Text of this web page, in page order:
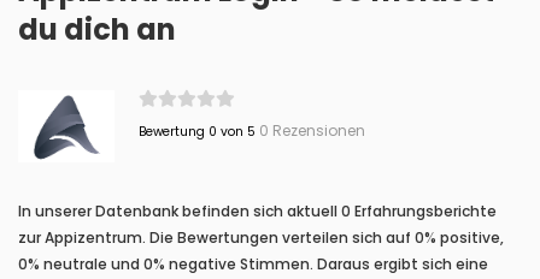
du dich an
Bewertung 0 von 5 0 Rezensionen
In unserer Datenbank befinden sich aktuell 0 Erfahrungsberichte
zur Appizentrum. Die Bewertungen verteilen sich auf 0% positive,
0% neutrale und 0% negative Stimmen. Daraus ergibt sich eine